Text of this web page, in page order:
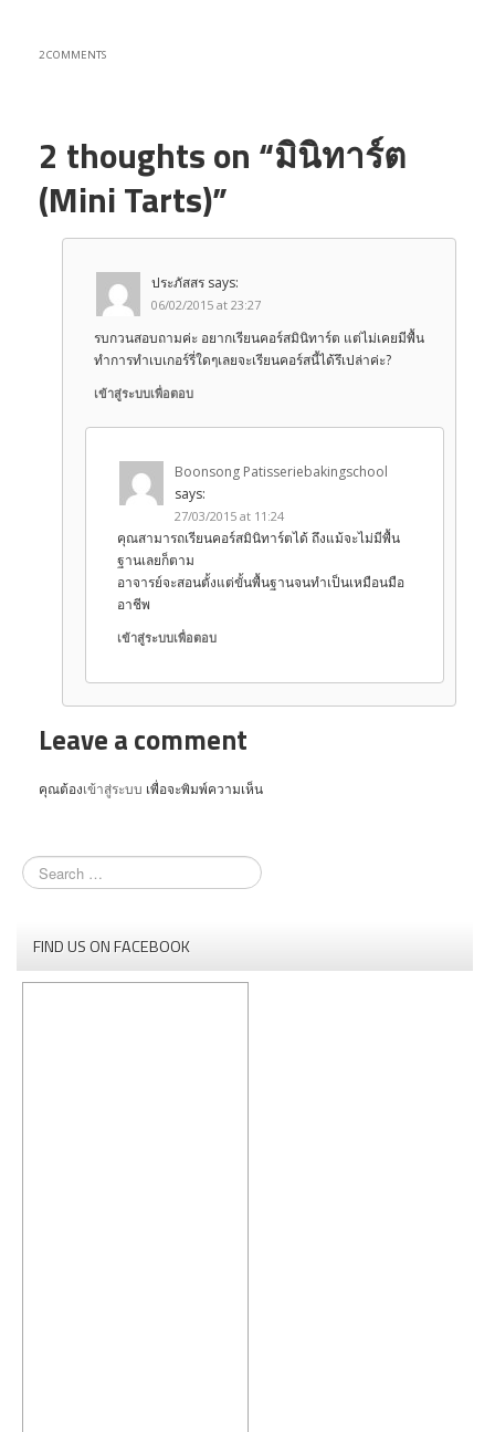
2 COMMENTS
2 thoughts on “มินิทาร์ต
(Mini Tarts)”
ประภัสสร says:
06/02/2015 at 23:27
รบกวนสอบถามค่ะ อยากเรียนคอร์สมินิทาร์ต แต่ไม่เคยมีพื้น
ทำการทำเบเกอร์รี่ใดๆเลยจะเรียนคอร์สนี้ได้รึเปล่าค่ะ?
เข้าสู่ระบบเพื่อตอบ
Boonsong Patisseriebakingschool
says:
27/03/2015 at 11:24
คุณสามารถเรียนคอร์สมินิทาร์ตได้ ถึงแม้จะไม่มีพื้น
ฐานเลยก็ตาม
อาจารย์จะสอนตั้งแต่ขั้นพื้นฐานจนทำเป็นเหมือนมือ
อาชีพ
เข้าสู่ระบบเพื่อตอบ
Leave a comment
คุณต้องเข้าสู่ระบบ เพื่อจะพิมพ์ความเห็น
FIND US ON FACEBOOK